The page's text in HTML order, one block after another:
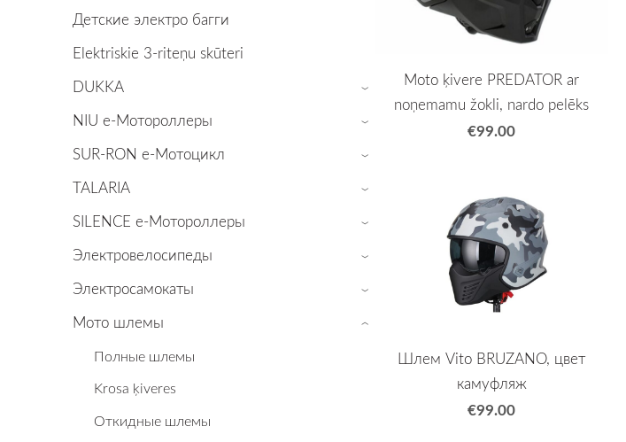
Детские электро багги
Elektriskie 3-riteņu skūteri
DUKKA
›
NIU е-Мотороллеры ›
SUR-RON е-Mотоцикл ›
TALARIA ›
SILENCE е-Мотороллеры ›
Электровелосипеды ›
Электросамокаты ›
Мото шлемы
Полные шлемы
Krosa ķiveres
Откидные шлемы
›
Moto ķivere PREDATOR ar
noņemamu žokli, nardo pelēks
€99.00
Шлем Vito BRUZANO, цвет
камуфляж
€99.00